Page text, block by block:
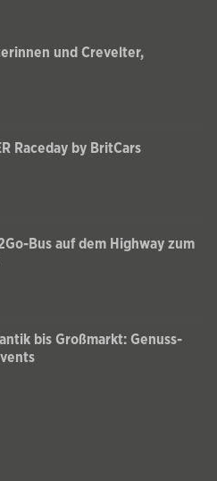
und Crevelter,
Raceday by BritCars
Bus auf dem Highway zum
bis Großmarkt: Genuss-